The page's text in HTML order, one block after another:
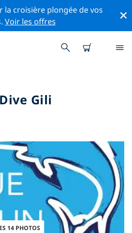
la croisière plongée de vos
Voir les offres
Gili
14 PHOTOS